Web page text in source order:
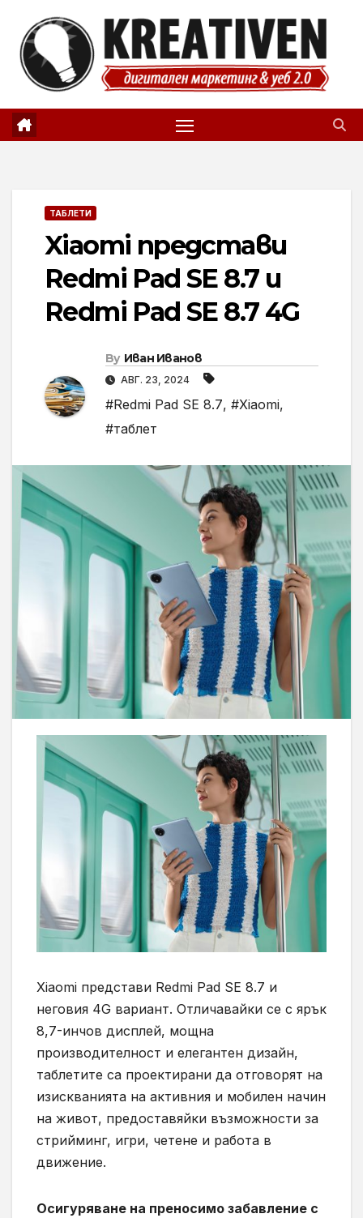
content
ТАБЛЕТИ
Xiaomi представи
Redmi Pad SE 8.7 и
Redmi Pad SE 8.7 4G
By Иван Иванов
АВГ. 23, 2024
#Redmi Pad SE 8.7, #Xiaomi,
#таблет
Xiaomi представи Redmi Pad SE 8.7 и
неговия 4G вариант. Отличавайки се с ярък
8,7-инчов дисплей, мощна
производителност и елегантен дизайн,
таблетите са проектирани да отговорят на
изискванията на активния и мобилен начин
на живот, предоставяйки възможности за
стрийминг, игри, четене и работа в
движение.
Осигуряване на преносимо забавление с